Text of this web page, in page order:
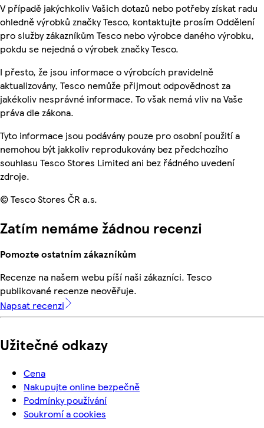
V případě jakýchkoliv Vašich dotazů nebo potřeby získat radu
ohledně výrobků značky Tesco, kontaktujte prosím Oddělení
pro služby zákazníkům Tesco nebo výrobce daného výrobku,
pokdu se nejedná o výrobek značky Tesco.
I přesto, že jsou informace o výrobcích pravidelně
aktualizovány, Tesco nemůže přijmout odpovědnost za
jakékoliv nesprávné informace. To však nemá vliv na Vaše
práva dle zákona.
Tyto informace jsou podávány pouze pro osobní použití a
nemohou být jakkoliv reprodukovány bez předchozího
souhlasu Tesco Stores Limited ani bez řádného uvedení
zdroje.
© Tesco Stores ČR a.s.
Zatím nemáme žádnou recenzi
Pomozte ostatním zákazníkům
Recenze na našem webu píší naši zákazníci. Tesco
publikované recenze neověřuje.
Napsat recenzi
Užitečné odkazy
Cena
Nakupujte online bezpečně
Podmínky používání
Soukromí a cookies